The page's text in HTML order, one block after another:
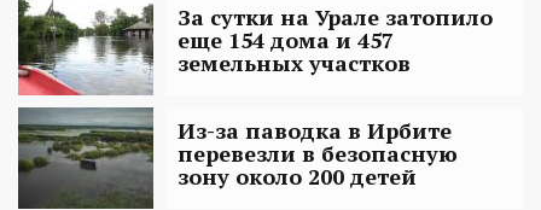
За сутки на Урале затопило
еще 154 дома и 457
земельных участков
Из-за паводка в Ирбите
перевезли в безопасную
зону около 200 детей